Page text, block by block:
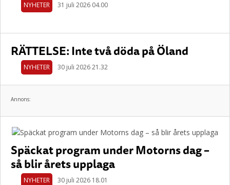
NYHETER 31 juli 2026 04.00
RÄTTELSE: Inte två döda på Öland
NYHETER 30 juli 2026 21.32
Annons:
Späckat program under Motorns dag –
så blir årets upplaga
NYHETER 30 juli 2026 18.01